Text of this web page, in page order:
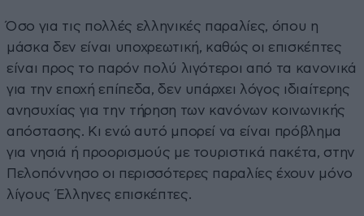
Όσο για τις πολλές ελληνικές παραλίες, όπου η
μάσκα δεν είναι υποχρεωτική, καθώς οι επισκέπτες
είναι προς το παρόν πολύ λιγότεροι από τα κανονικά
για την εποχή επίπεδα, δεν υπάρχει λόγος ιδιαίτερης
ανησυχίας για την τήρηση των κανόνων κοινωνικής
απόστασης. Κι ενώ αυτό μπορεί να είναι πρόβλημα
για νησιά ή προορισμούς με τουριστικά πακέτα, στην
Πελοπόννησο οι περισσότερες παραλίες έχουν μόνο
λίγους Έλληνες επισκέπτες.